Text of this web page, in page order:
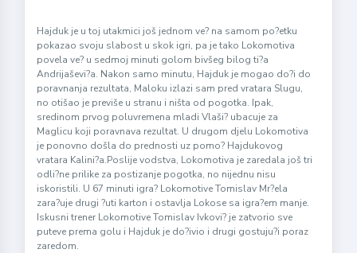
Hajduk je u toj utakmici još jednom ve? na samom po?etku
pokazao svoju slabost u skok igri, pa je tako Lokomotiva
povela ve? u sedmoj minuti golom bivšeg bilog ti?a
Andrijaševi?a. Nakon samo minutu, Hajduk je mogao do?i do
poravnanja rezultata, Maloku izlazi sam pred vratara Slugu,
no otišao je previše u stranu i ništa od pogotka. Ipak,
sredinom prvog poluvremena mladi Vlaši? ubacuje za
Maglicu koji poravnava rezultat. U drugom djelu Lokomotiva
je ponovno došla do prednosti uz pomo? Hajdukovog
vratara Kalini?a.Poslije vodstva, Lokomotiva je zaredala još tri
odli?ne prilike za postizanje pogotka, no nijednu nisu
iskoristili. U 67 minuti igra? Lokomotive Tomislav Mr?ela
zara?uje drugi ?uti karton i ostavlja Lokose sa igra?em manje.
Iskusni trener Lokomotive Tomislav Ivkovi? je zatvorio sve
puteve prema golu i Hajduk je do?ivio i drugi gostuju?i poraz
zaredom.